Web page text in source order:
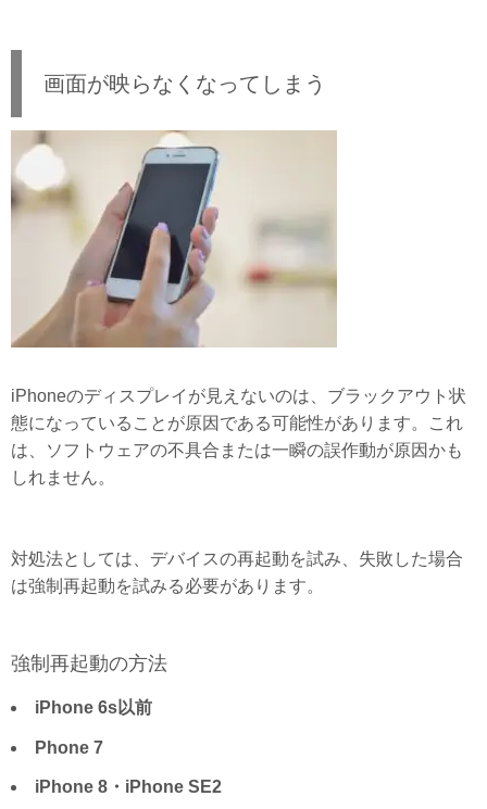
画面が映らなくなってしまう
iPhoneのディスプレイが見えないのは、ブラックアウト状
態になっていることが原因である可能性があります。これ
は、ソフトウェアの不具合または一瞬の誤作動が原因かも
しれません。
対処法としては、デバイスの再起動を試み、失敗した場合
は強制再起動を試みる必要があります。
強制再起動の方法
iPhone 6s以前
Phone 7
iPhone 8・iPhone SE2